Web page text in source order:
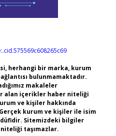
herhangi bir marka, kurum
bulunmamaktadır.
makaleler
alan içerikler haber niteliği
ve kişiler hakkında
kurum ve kişiler ile isim
Sitemizdeki bilgiler
taşımazlar.